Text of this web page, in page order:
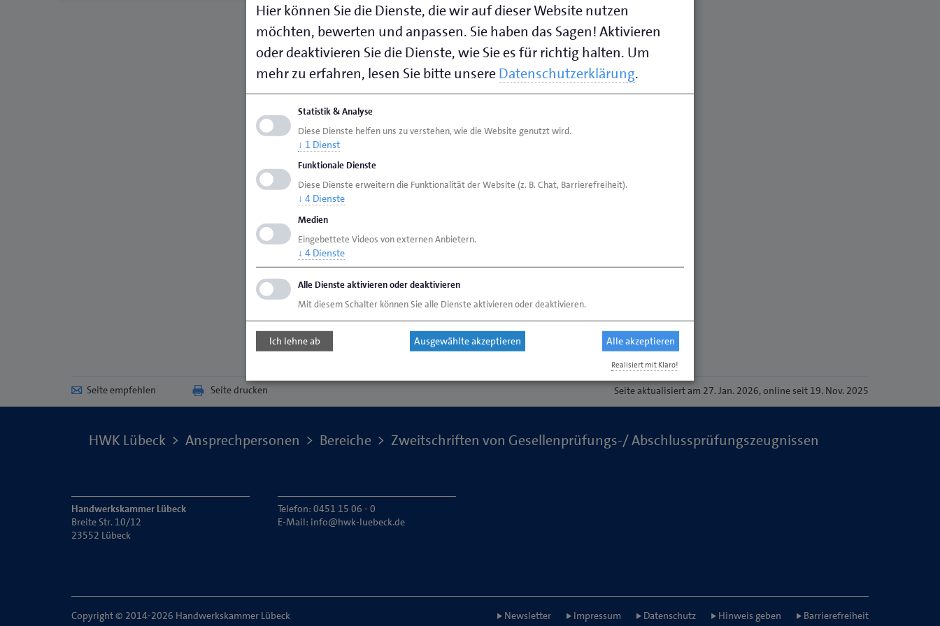
Seite empfehlen Seite drucken Seiteaktualisiert am 27. Jan. 2026, online seit 19. Nov. 2025
HWK Lübeck Ansprechpersonen Bereiche Zweitschriften von Gesellenprüfungs-/ Abschlussprüfungszeugnissen
Handwerkskammer Lübeck
Breite Str. 10/12
23552 Lübeck
Telefon: 0451 15 06 - 0
E-Mail: info@hwk-luebeck.de
Copyright © 2014-2026 Handwerkskammer Lübeck Newsletter Impressum Datenschutz Hinweis geben Barrierefreiheit
Hier können Sie die Dienste, die wir auf dieser Website nutzen
möchten, bewerten und anpassen. Sie haben das Sagen! Aktivieren
oder deaktivieren Sie die Dienste, wie Sie es für richtig halten. Um
mehr zu erfahren, lesen Sie bitte unsereDatenschutzerklärung.
Statistik & Analyse
Diese Dienste helfen uns zu verstehen, wie die Website genutzt wird.
↓ 1 Dienst
Funktionale Dienste
Diese Dienste erweitern die Funktionalität der Website (z. B. Chat, Barrierefreiheit).
↓ 4 Dienste
Medien
Eingebettete Videos von externen Anbietern.
↓ 4 Dienste
Alle Dienste aktivieren oder deaktivieren
Mit diesem Schalter können Sie alle Dienste aktivieren oder deaktivieren.
Ich lehne ab Ausgewählte akzeptieren Alle akzeptieren
Realisiert mit Klaro!